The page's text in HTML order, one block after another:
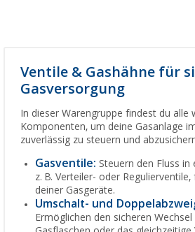
Ventile & Gashähne für
Gasversorgung
In dieser Warengruppe findest du alle
Komponenten, um deine Gasanlage
zuverlässig zu steuern und
Gasventile: Steuern den Fluss in
z. B. Verteiler- oder
deiner Gasgeräte.
Umschalt- und
Ermöglichen den sicheren